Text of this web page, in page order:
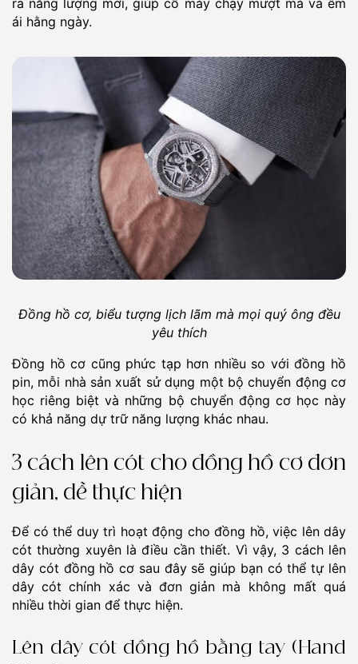
ra năng lượng mới, giúp cỗ máy chạy mượt mà và êm
ái hằng ngày.
Đồng hồ cơ, biểu tượng lịch lãm mà mọi quý ông đều
yêu thích
Đồng hồ cơ cũng phức tạp hơn nhiều so với đồng hồ
pin, mỗi nhà sản xuất sử dụng một bộ chuyển động cơ
học riêng biệt và những bộ chuyển động cơ học này
có khả năng dự trữ năng lượng khác nhau.
3 cách lên cót cho đồng hồ cơ đơn
giản, dễ thực hiện
Để có thể duy trì hoạt động cho đồng hồ, việc lên dây
cót thường xuyên là điều cần thiết. Vì vậy, 3 cách lên
dây cót đồng hồ cơ sau đây sẽ giúp bạn có thể tự lên
dây cót chính xác và đơn giản mà không mất quá
nhiều thời gian để thực hiện.
Lên dây cót đồng hồ bằng tay (Hand